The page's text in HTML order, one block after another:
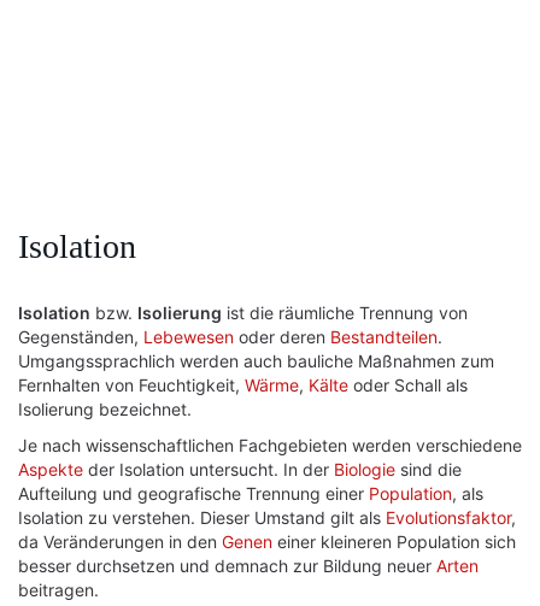
Isolation
Isolation bzw. Isolierung ist die räumliche Trennung von
Gegenständen, Lebewesen oder deren Bestandteilen.
Umgangssprachlich werden auch bauliche Maßnahmen zum
Fernhalten von Feuchtigkeit, Wärme, Kälte oder Schall als
Isolierung bezeichnet.
Je nach wissenschaftlichen Fachgebieten werden verschiedene
Aspekte der Isolation untersucht. In der Biologie sind die
Aufteilung und geografische Trennung einer Population, als
Isolation zu verstehen. Dieser Umstand gilt als Evolutionsfaktor,
da Veränderungen in den Genen einer kleineren Population sich
besser durchsetzen und demnach zur Bildung neuer Arten
beitragen.